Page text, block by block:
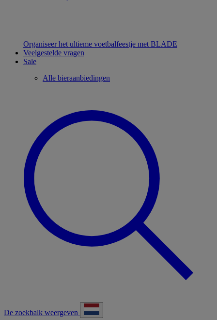
Organiseer het ultieme voetbalfeestje met BLADE
Veelgestelde vragen
Sale
Alle bieraanbiedingen
De zoekbalk weergeven